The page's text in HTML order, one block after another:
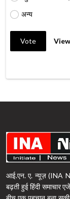
अन्य
Vote
आई.एन. ए. न्यूज़ (INA
बढ़ती हुई हिंदी